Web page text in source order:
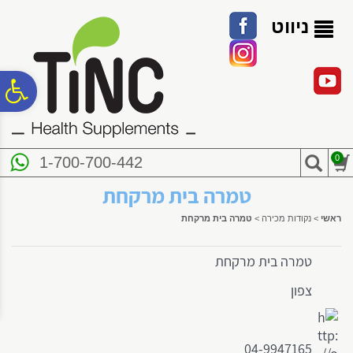
נגישות
ניווט
1-700-700-442 0
טמרה בית מרקחת
ראשי > נקודות מכירה > טמרה בית מרקחת
טמרה בית מרקחת
צפון
04-9947165